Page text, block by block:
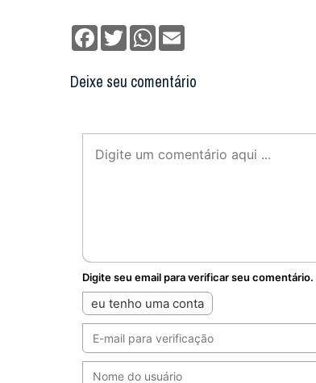
Facebook
TwitterWhatsApp
Deixe seu comentário
Digite seu email para verificar seu comentário.
eu tenho uma conta